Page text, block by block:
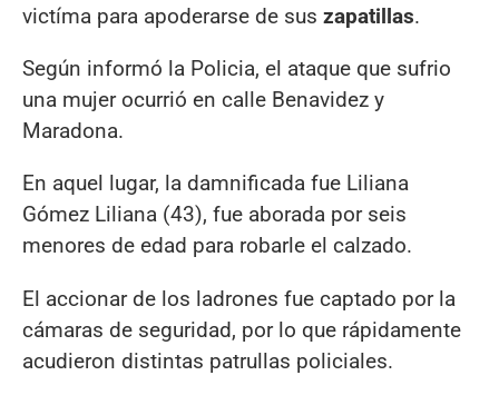
victíma para apoderarse de sus zapatillas.
Según informó la Policia, el ataque que sufrio
una mujer ocurrió en calle Benavidez y
Maradona.
En aquel lugar, la damnificada fue Liliana
Gómez Liliana (43), fue aborada por seis
menores de edad para robarle el calzado.
El accionar de los ladrones fue captado por la
cámaras de seguridad, por lo que rápidamente
acudieron distintas patrullas policiales.